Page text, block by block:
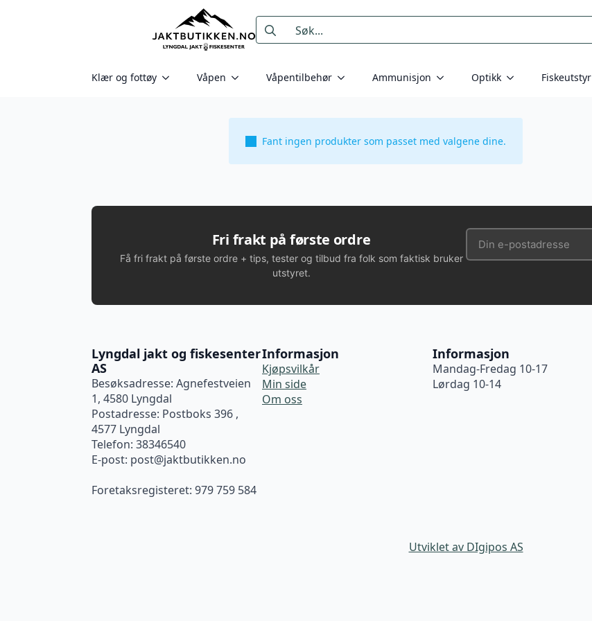
Search
for:
Klær og fottøy Våpen Våpentilbehør Ammunisjon Optikk Fiskeutstyr
Fant ingen produkter som passet med valgene dine.
Fri frakt på første ordre
Få fri frakt på første ordre + tips, tester og tilbud fra folk som faktisk bruker
utstyret.
Lyngdal jakt og fiskesenter
AS
Besøksadresse: Agnefestveien
1, 4580 Lyngdal
Postadresse: Postboks 396 ,
4577 Lyngdal
Telefon: 38346540
E-post: post@jaktbutikken.no
Foretaksregisteret: 979 759 584
Informasjon
Kjøpsvilkår
Min side
Om oss
Informasjon
Mandag-Fredag 10-17
Lørdag 10-14
Utviklet av DIgipos AS